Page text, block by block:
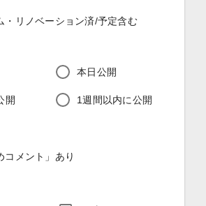
・リノベーション済/予定含む
本日公開
開 1週間以内に公開
コメント」あり